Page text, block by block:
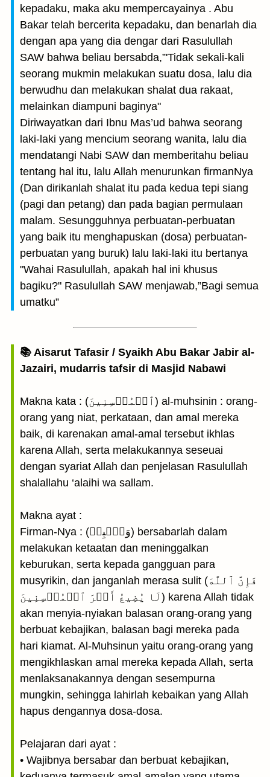
kepadaku, maka aku memper­cayainya . Abu
Bakar telah bercerita kepadaku, dan benarlah dia
dengan apa yang dia dengar dari Rasulullah
SAW bahwa beliau bersabda,”'Tidak sekali-kali
seorang mukmin melakukan suatu dosa, lalu dia
berwudhu dan melakukan shalat dua rakaat,
melainkan diampuni baginya"
Diriwayatkan dari Ibnu Mas’ud bahwa seorang
laki-laki yang mencium seorang wanita, lalu dia
mendatangi Nabi SAW dan memberitahu beliau
tentang hal itu, lalu Allah menurunkan firmanNya
(Dan dirikanlah shalat itu pada kedua tepi siang
(pagi dan petang) dan pada bagian permulaan
malam. Sesungguhnya perbuatan-perbuatan
yang baik itu menghapuskan (dosa) perbuatan-
per­buatan yang buruk) lalu laki-laki itu bertanya
"Wahai Rasulullah, apakah hal ini khusus
bagiku?" Rasulullah SAW menjawab,”Bagi semua
umatku”
📚 Aisarut Tafasir / Syaikh Abu Bakar Jabir al-
Jazairi, mudarris tafsir di Masjid Nabawi
Makna kata : (ٱلۡمُحۡسِنِينَ) al-muhsinin : orang-
orang yang niat, perkataan, dan amal mereka
baik, di karenakan amal-amal tersebut ikhlas
karena Allah, serta melakukannya seseuai
dengan syariat Allah dan penjelasan Rasulullah
shalallahu ‘alaihi wa sallam.
Makna ayat :
Firman-Nya : (وَٱصۡبِرۡ) bersabarlah dalam
melakukan ketaatan dan meninggalkan
keburukan, serta kepada gangguan para
musyrikin, dan janganlah merasa sulit (فَإِنَّ ٱللَّهَ
لَا يُضِيعُ أَجۡرَ ٱلۡمُحۡسِنِينَ) karena Allah tidak
akan menyia-nyiakan balasan orang-orang yang
berbuat kebajikan, balasan bagi mereka pada
hari kiamat. Al-Muhsinun yaitu orang-orang yang
mengikhlaskan amal mereka kepada Allah, serta
menlaksanakannya dengan sesempurna
mungkin, sehingga lahirlah kebaikan yang Allah
hapus dengannya dosa-dosa.
Pelajaran dari ayat :
• Wajibnya bersabar dan berbuat kebajikan,